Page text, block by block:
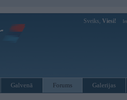
Sveiks, Viesi!
Galvenā Forums Galerijas